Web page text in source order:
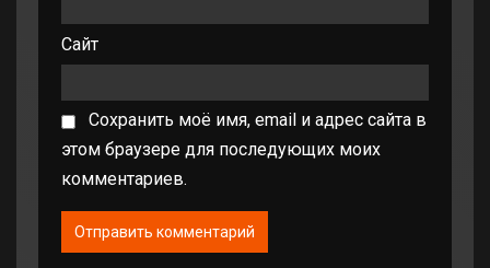
Сайт
Сохранить моё имя, email и адрес сайта в
этом браузере для последующих моих
комментариев.